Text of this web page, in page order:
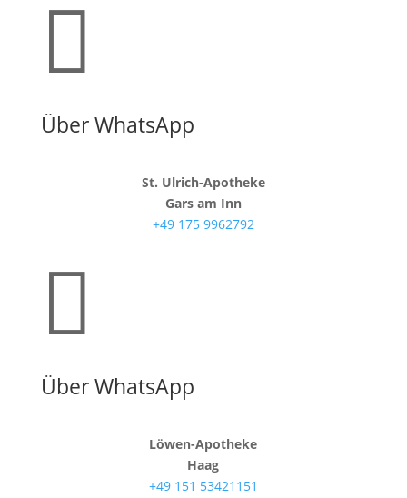

Über WhatsApp
St. Ulrich-Apotheke
Gars am Inn
+49 175 9962792

Über WhatsApp
Löwen-Apotheke
Haag
+49 151 53421151